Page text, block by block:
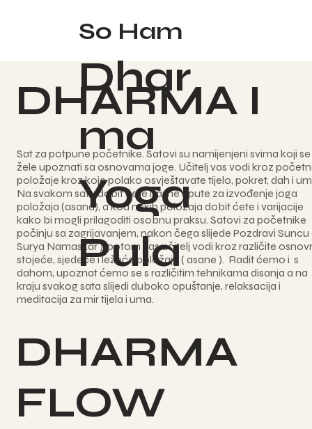
So Ham
Dhar
ma
Yoga
Pula
DHARMA I
Sat za potpune početnike. Satovi su namijenjeni svima koji se
žele upoznati sa osnovama joge. Učitelj vas vodi kroz
položaje kroz koje polako osvještavate tijelo, pokret, dah i
Na svakom satu dobit ćete i jasne upute za izvođenje joga
položaja (asana), a kod nekih položaja dobit ćete i varijacije
kako bi mogli prilagoditi osobnu praksu. Satovi za početnike
počinju sa zagrijavanjem, nakon čega slijede Pozdravi Suncu
Surya Namaskar ), potom vas učitelj vodi kroz različite
stojeće, sjedeće i ležeće položaje ( asane ). Radit ćemo i s
dahom, upoznat ćemo se s različitim tehnikama disanja a na
kraju svakog sata slijedi duboko opuštanje, relaksacija i
meditacija za mir tijela i uma.
DHARMA
FLOW